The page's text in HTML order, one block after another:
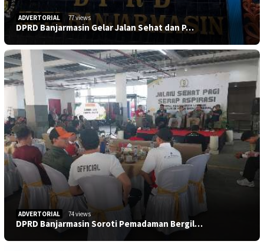
ADVERTORIAL 77 views
DPRD Banjarmasin Gelar Jalan Sehat dan P…
ADVERTORIAL 74 views
DPRD Banjarmasin Soroti Pemadaman Bergil…